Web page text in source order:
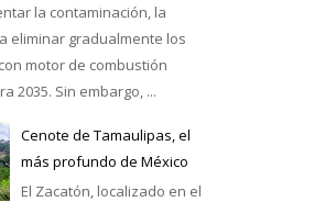
la contaminación, la
eliminar gradualmente los
motor de combustión
2035. Sin embargo, ...
Cenote de Tamaulipas, el
más profundo de México
El Zacatón, localizado en el